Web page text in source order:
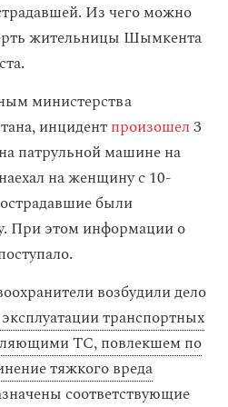
Из чего можно
жительницы Шымкента
министерства
инцидентпроизошел3
патрульной машине на
на женщину с 10-
были
При этом информации о
возбудили дело
транспортных
ТС, повлекшем по
тяжкого вреда
соответствующие